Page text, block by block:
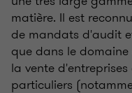
matière. Il est
de mandats d'audit
que dans le
la vente
particuliers